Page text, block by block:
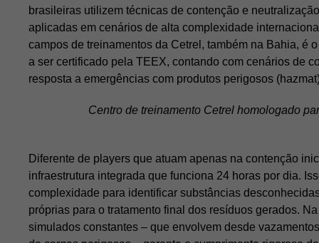
brasileiras utilizem técnicas de contenção e
aplicadas em cenários de alta complexidade
campos de treinamentos da Cetrel, também na Bahia, é
a ser certificado pela TEEX, contando com cenários de
resposta a emergências com produtos perigosos
Centro de treinamento Cetrel homologado
Diferente de players que atuam apenas na contenção
infraestrutura integrada que funciona 24 horas por dia.
complexidade para identificar substâncias
próprias para o tratamento final dos resíduos gerados.
simulados constantes – que envolvem desde